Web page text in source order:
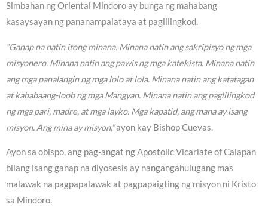
Simbahan ng Oriental Mindoro ay bunga ng mahabang
kasaysayan ng pananampalataya at paglilingkod.
“Ganap na natin itong minana. Minana natin ang sakripisyo ng mga
misyonero. Minana natin ang pawis ng mga katekista. Minana natin
ang mga panalangin ng mga lolo at lola. Minana natin ang katatagan
at kababaang-loob ng mga Mangyan. Minana natin ang paglilingkod
ng mga pari, madre, at mga layko. Mga kapatid, ang mana ay isang
misyon. Ang mina ay misyon,”ayon kay Bishop Cuevas.
Ayon sa obispo, ang pag-angat ng Apostolic Vicariate of Calapan
bilang isang ganap na diyosesis ay nangangahulugang mas
malawak na pagpapalawak at pagpapaigting ng misyon ni Kristo
sa Mindoro.